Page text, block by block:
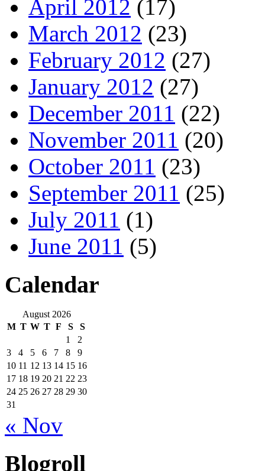
April 2012 (17)
March 2012 (23)
February 2012 (27)
January 2012 (27)
December 2011 (22)
November 2011 (20)
October 2011 (23)
September 2011 (25)
July 2011 (1)
June 2011 (5)
Calendar
August 2026
M T W T F S
S
1
2
3
4 5 6 7 8
9
10 11 12 13 14 15 16
17 18 19 20 21 22 23
24 25 26 27 28 29 30
31
« Nov
Blogroll